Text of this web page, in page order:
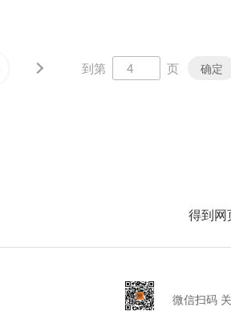
到第 页 确定
得到网
微信扫码